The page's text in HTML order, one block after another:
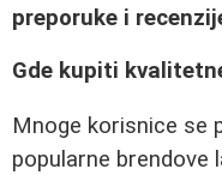
preporuke i
Gde kupiti
Mnoge korisnice se
popularne brendove